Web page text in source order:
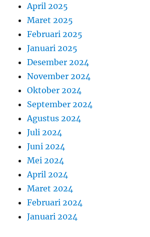
April 2025
Maret 2025
Februari 2025
Januari 2025
Desember 2024
November 2024
Oktober 2024
September 2024
Agustus 2024
Juli 2024
Juni 2024
Mei 2024
April 2024
Maret 2024
Februari 2024
Januari 2024